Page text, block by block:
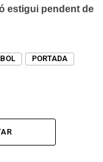
estigui pendent de
PORTADA